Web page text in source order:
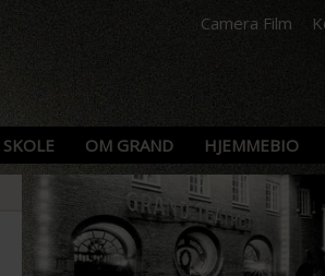
Camera Film
SKOLE OM GRAND HJEMMEBIO